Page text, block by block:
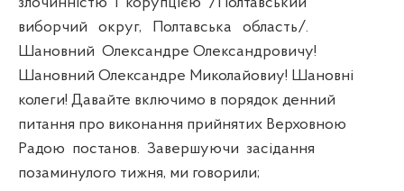
виборчий округ, Полтавська область/.
Шановний Олександре Олександровичу!
Шановний Олександре Миколайовиу! Шановні
колеги! Давайте включимо в порядок денний
питання про виконання прийнятих Верховною
Радою постанов. Завершуючи засідання
позаминулого тижня, ми говорили;